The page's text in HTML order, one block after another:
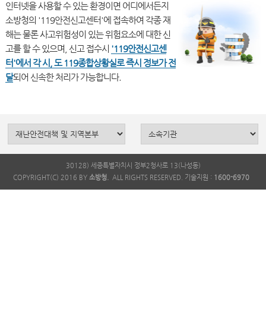
인터넷을 사용할 수 있는 환경이면 어디에서든지
소방청의 '119안전신고센터'에 접속하여 각종 재
해는 물론 사고위험성이 있는 위험요소에 대한 신
고를 할 수 있으며, 신고 접수시 '119안전신고센
터'에서 각 시, 도 119종합상황실로 즉시 정보가 전
달
30128) 세종특별자치시 정부2청사로 13(나성동)
COPYRIGHT(C) 2016 BY 소방청. ALL RIGHTS RESERVED. 기술지원 : 1600-6970